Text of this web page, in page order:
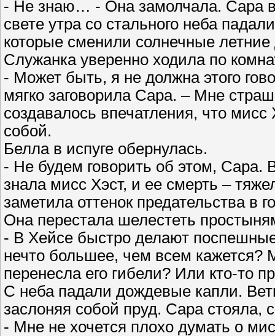
- Не знаю… - Она замолчала. Сара
свете утра со стального неба
которые сменили солнечные летние
Служанка уверенно ходила по
- Может быть, я не должна этого
мягко заговорила Сара. – Мне
создавалось впечатления, что
собой.
Белла в испуге обернулась.
- Не будем говорить об этом, Сара.
знала мисс Хэст, и ее смерть –
заметила оттенок предательства в
Она перестала шелестеть
- В Хейсе быстро делают
нечто большее, чем всем
перенесла его гибели? Или кто-то
С неба падали дождевые капли.
заслоняя собой пруд. Сара стояла,
- Мне не хочется плохо думать о